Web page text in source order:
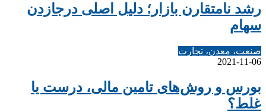
رشد نامتقارن بازار؛ دلیل اصلی درجازدن
سهام
صنعت، معدن، تجارت
2021-11-06
بورس و روش‌های تامین مالی، درست یا
غلط؟